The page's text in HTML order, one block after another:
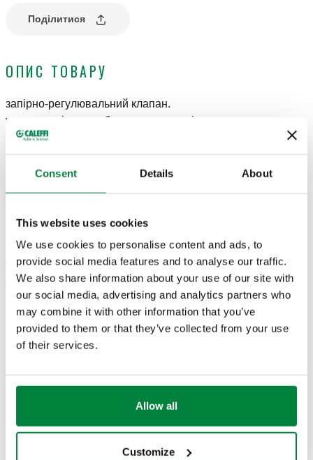
Consent Details About
This website uses cookies
We use cookies to personalise content and ads, to
provide social media features and to analyse our traffic.
We also share information about your use of our site with
our social media, advertising and analytics partners who
may combine it with other information that you’ve
provided to them or that they’ve collected from your use
of their services.
Allow all
Customize
Поділитися
ОПИС ТОВАРУ
запірно-регулювальний клапан.
у комплекті з патрубками для перевірки тиску для
з’єднання з капілярною трубкою.
З ізоляцією.
ТЕХНІЧНІ ХАРАКТЕРИСТИКИ
Матеріал:стійка до децинкування латунь DR
Максимальний відсоток гліколю:50 %
Теплоносій:вода, водно-гліколеві розчини
Діапазон значень температури теплоносія:-10–120 °C
Максимальний робочий тиск:16 bar
КРЕСЛЕННЯ Й СПЕЦИФІКАЦІЇ